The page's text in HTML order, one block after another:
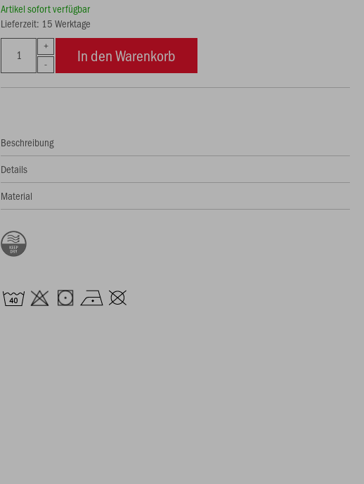
Artikel sofort verfügbar
Lieferzeit: 15 Werktage
In den Warenkorb
Beschreibung
Details
Material